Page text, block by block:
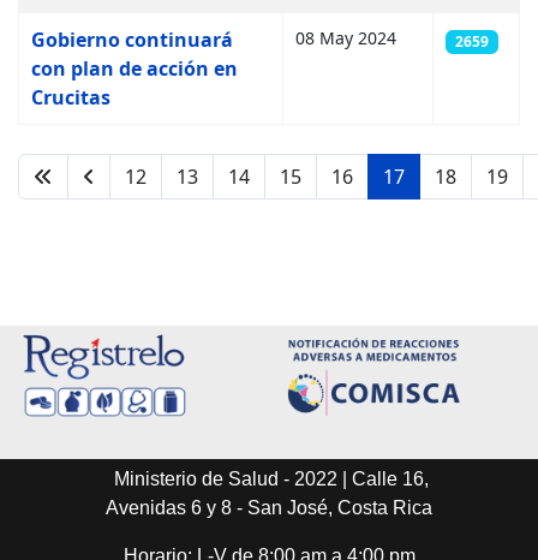
Gobierno continuará
con plan de acción en
Crucitas
08 May 2024 2659
Página 17 de 28
12 13 14 15 16 17 18 19
Ministerio de Salud - 2022 | Calle 16,
Avenidas 6 y 8 - San José, Costa Rica